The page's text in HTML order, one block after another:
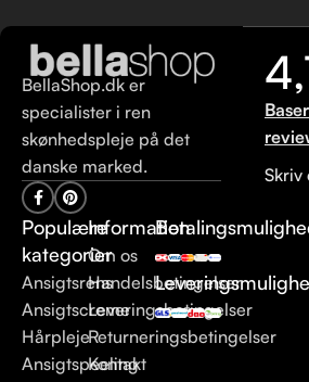
BellaShop.dk er
specialister i ren
skønhedspleje på det
danske marked.
Populære
kategorier
Ansigtsrens
Ansigtscreme
Hårpleje
Ansigtspeeling
Information
Om os
Handelsbetingelser
Leveringsbetingelser
Returneringsbetingelser
Kontakt
Skriv